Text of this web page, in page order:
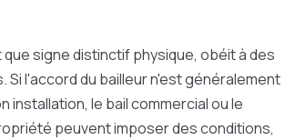
que signe distinctif physique, obéit à des
l'accord du bailleur n'est généralement
installation, le bail commercial ou le
peuvent imposer des conditions,